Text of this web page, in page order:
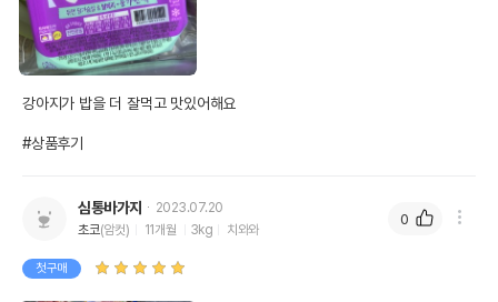
강아지가 밥을 더 잘먹고 맛있어해요
#상품후기
심통바가지
2023.07.20
초코(암컷) 11개월 3kg 치와와
첫구매
0